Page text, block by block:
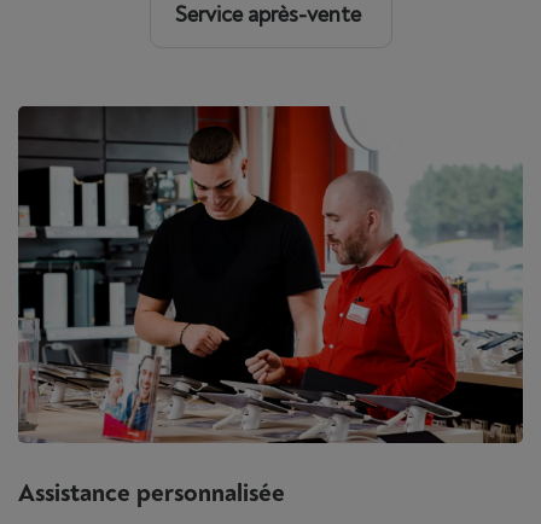
Service après-vente
Assistance personnalisée